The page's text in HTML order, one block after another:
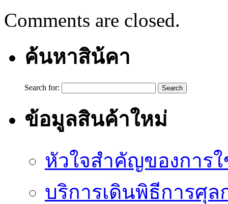
Comments are closed.
ค้นหาสิน้คา
Search for:
ข้อมูลสินค้าใหม่
หัวใจสำคัญของการ
บริการเดินพิธีการศุล